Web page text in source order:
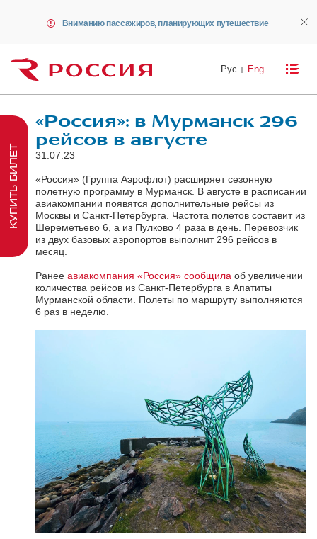
Вниманию пассажиров, планирующих путешествие
Рус Eng
«Россия»: в Мурманск 296
рейсов в августе
31.07.23
«Россия» (Группа Аэрофлот) расширяет сезонную
полетную программу в Мурманск. В августе в расписании
авиакомпании появятся дополнительные рейсы из
Москвы и Санкт-Петербурга. Частота полетов составит из
Шереметьево 6, а из Пулково 4 раза в день. Перевозчик
из двух базовых аэропортов выполнит 296 рейсов в
месяц.
Ранее авиакомпания «Россия» сообщила об увеличении
количества рейсов из Санкт-Петербурга в Апатиты
Мурманской области. Полеты по маршруту выполняются
6 раз в неделю.
КУПИТЬ БИЛЕТ